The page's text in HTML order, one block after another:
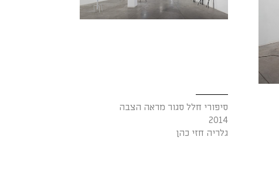
סיפורי חלל סגור מראה הצבה
2014
גלריה חזי כהן